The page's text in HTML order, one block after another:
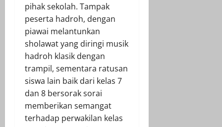
pihak sekolah. Tampak
peserta hadroh, dengan
piawai melantunkan
sholawat yang diringi musik
hadroh klasik dengan
trampil, sementara ratusan
siswa lain baik dari kelas 7
dan 8 bersorak sorai
memberikan semangat
terhadap perwakilan kelas